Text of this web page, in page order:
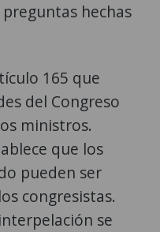
hechas
165 que
del Congreso
ministros.
que los
pueden ser
congresistas.
se